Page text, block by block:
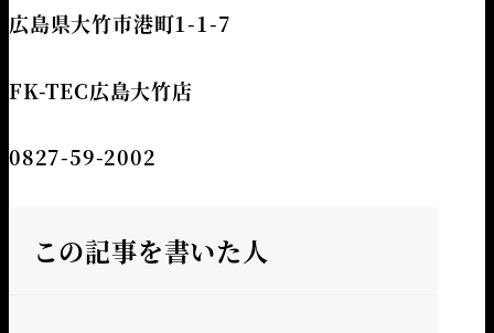
広島県大竹市港町1-1-7
FK-TEC広島大竹店
0827-59-2002
この記事を書いた人